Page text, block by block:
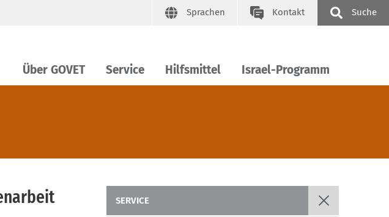
Sprachen Kontakt Suche
Über GOVET Service Hilfsmittel Israel-Programm
SERVICE